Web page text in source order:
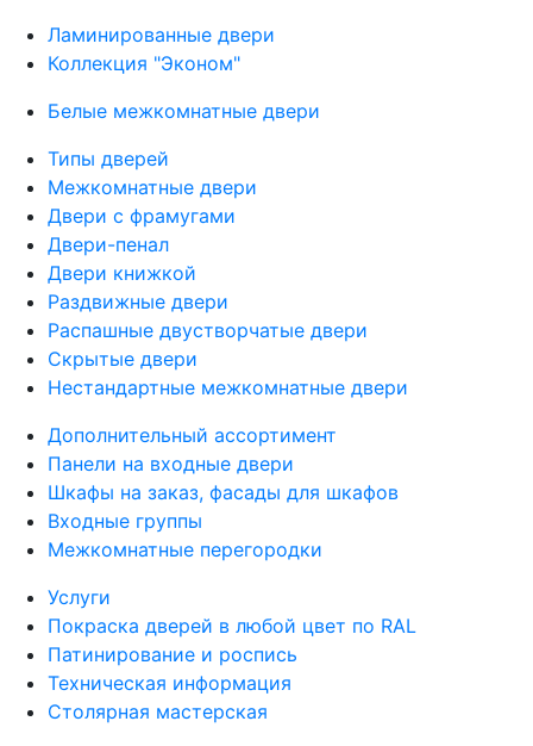
Ламинированные двери
Коллекция "Эконом"
Белые межкомнатные двери
Типы дверей
Межкомнатные двери
Двери с фрамугами
Двери-пенал
Двери книжкой
Раздвижные двери
Распашные двустворчатые двери
Скрытые двери
Нестандартные межкомнатные двери
Дополнительный ассортимент
Панели на входные двери
Шкафы на заказ, фасады для шкафов
Входные группы
Межкомнатные перегородки
Услуги
Покраска дверей в любой цвет по RAL
Патинирование и роспись
Техническая информация
Столярная мастерская